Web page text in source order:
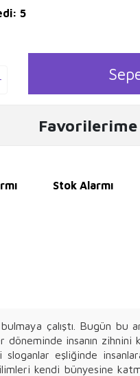
5
Favorilerime
Stok Alarmı
çalıştı. Bugün bu
insanın zihnini
eşliğinde
kendi bünyesine